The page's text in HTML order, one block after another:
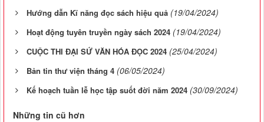
Hướng dẫn Kĩ năng đọc sách hiệu quả (19/04/2024)
Hoạt động tuyên truyền ngày sách 2024 (19/04/2024)
CUỘC THI ĐẠI SỨ VĂN HÓA ĐỌC 2024 (25/04/2024)
Bản tin thư viện tháng 4 (06/05/2024)
Kế hoạch tuần lễ học tập suốt đời năm 2024 (30/09/2024)
Những tin cũ hơn